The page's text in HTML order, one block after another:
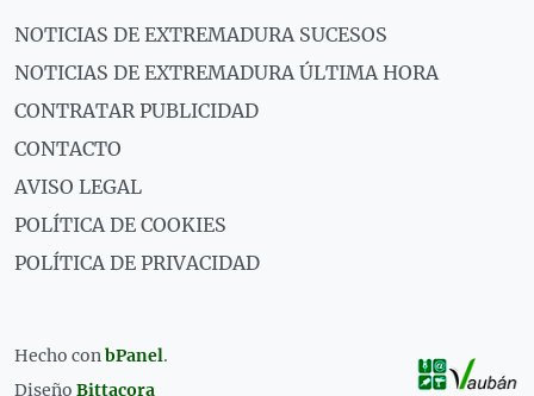
NOTICIAS DE EXTREMADURA SUCESOS
NOTICIAS DE EXTREMADURA ÚLTIMA HORA
CONTRATAR PUBLICIDAD
CONTACTO
AVISO LEGAL
POLÍTICA DE COOKIES
POLÍTICA DE PRIVACIDAD
Hecho conbPanel.
Diseño Bittacora